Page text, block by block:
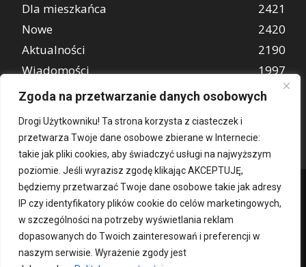
Zgoda na przetwarzanie danych osobowych
Drogi Użytkowniku! Ta strona korzysta z ciasteczek i
przetwarza Twoje dane osobowe zbierane w Internecie:
takie jak pliki cookies, aby świadczyć usługi na najwyższym
poziomie. Jeśli wyrazisz zgodę klikając AKCEPTUJĘ,
będziemy przetwarzać Twoje dane osobowe takie jak adresy
IP czy identyfikatory plików cookie do celów marketingowych,
w szczególności na potrzeby wyświetlania reklam
dopasowanych do Twoich zainteresowań i preferencji w
naszym serwisie. Wyrażenie zgody jest
Dla mieszkańca
2421
Nowe
2420
Aktualności
2190
Wiadomości
1997
REKLAMA
849